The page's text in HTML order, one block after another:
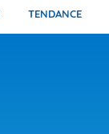
TENDANCE